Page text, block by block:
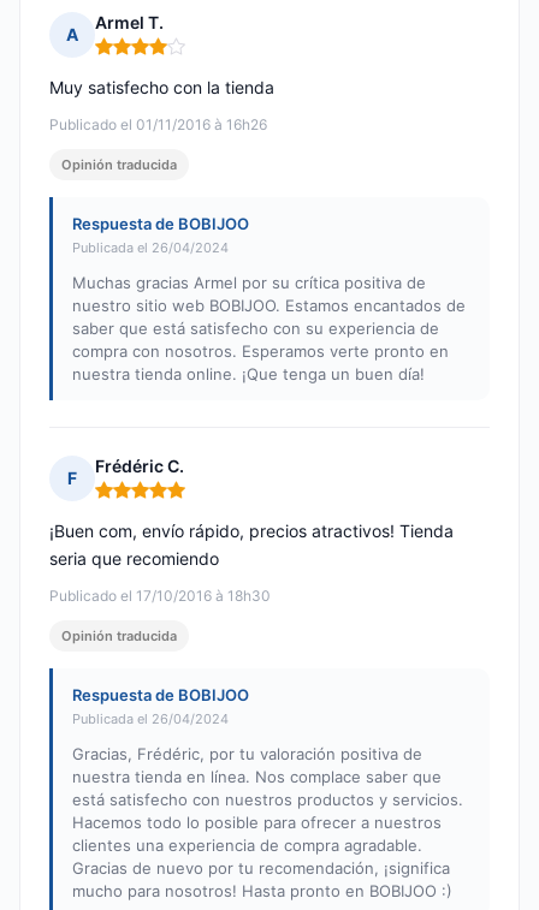
A
Armel T.
Nota: 4 de 5
Publicado el 01/11/2016 à 16h26
Muy satisfecho con la tienda
Opinión traducida
Respuesta de BOBIJOO
Publicada el 26/04/2024
Muchas gracias Armel por su crítica positiva de
nuestro sitio web BOBIJOO. Estamos encantados de
saber que está satisfecho con su experiencia de
compra con nosotros. Esperamos verte pronto en
nuestra tienda online. ¡Que tenga un buen día!
F
Frédéric C.
Nota: 5 de 5
Publicado el 17/10/2016 à 18h30
¡Buen com, envío rápido, precios atractivos! Tienda
seria que recomiendo
Opinión traducida
Respuesta de BOBIJOO
Publicada el 26/04/2024
Gracias, Frédéric, por tu valoración positiva de
nuestra tienda en línea. Nos complace saber que
está satisfecho con nuestros productos y servicios.
Hacemos todo lo posible para ofrecer a nuestros
clientes una experiencia de compra agradable.
Gracias de nuevo por tu recomendación, ¡significa
mucho para nosotros! Hasta pronto en BOBIJOO :)